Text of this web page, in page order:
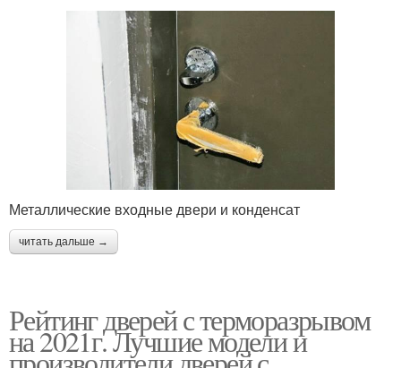
Металлические входные двери и конденсат
читать дальше →
Рейтинг дверей с терморазрывом
на 2021г. Лучшие модели и